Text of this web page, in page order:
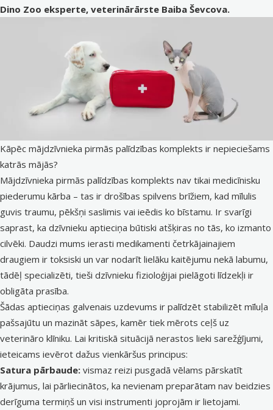
Dino Zoo eksperte, veterinārārste Baiba Ševcova.
Kāpēc mājdzīvnieka pirmās palīdzības komplekts ir nepieciešams
katrās mājās?
Mājdzīvnieka pirmās palīdzības komplekts nav tikai medicīnisku
piederumu kārba – tas ir drošības spilvens brīžiem, kad mīlulis
guvis traumu, pēkšņi saslimis vai ieēdis ko bīstamu. Ir svarīgi
saprast, ka dzīvnieku aptieciņa būtiski atšķiras no tās, ko izmanto
cilvēki. Daudzi mums ierasti medikamenti četrkājainajiem
draugiem ir toksiski un var nodarīt lielāku kaitējumu nekā labumu,
tādēļ specializēti, tieši dzīvnieku fizioloģijai pielāgoti līdzekļi ir
obligāta prasība.
Šādas aptieciņas galvenais uzdevums ir palīdzēt stabilizēt mīluļa
pašsajūtu un mazināt sāpes, kamēr tiek mērots ceļš uz
veterināro klīniku. Lai kritiskā situācijā nerastos lieki sarežģījumi,
ieteicams ievērot dažus vienkāršus principus:
Satura pārbaude: vismaz reizi pusgadā vēlams pārskatīt
krājumus, lai pārliecinātos, ka nevienam preparātam nav beidzies
derīguma termiņš un visi instrumenti joprojām ir lietojami.